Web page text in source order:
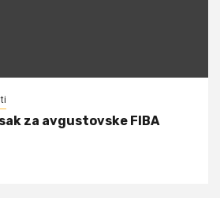
za avgustovske FIBA